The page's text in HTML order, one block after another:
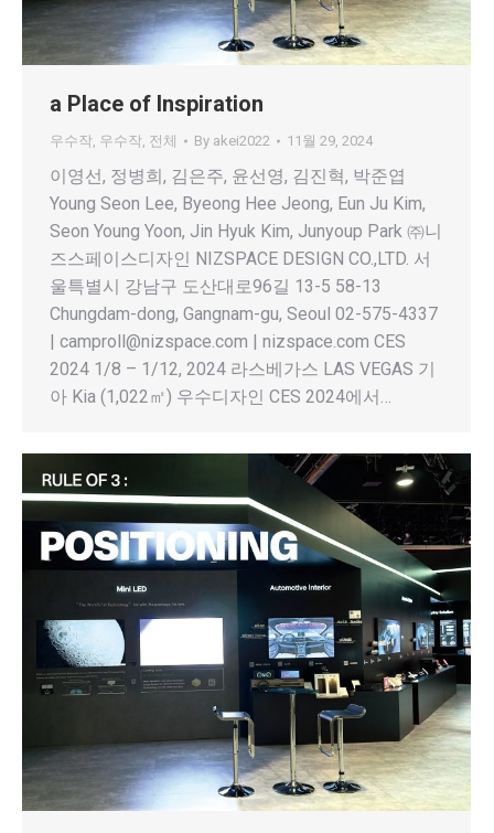
a Place of Inspiration
우수작 우수작 전체 By akei2022 11월 29, 2024
이영선, 정병희, 김은주, 윤선영, 김진혁, 박준엽
Young Seon Lee, Byeong Hee Jeong, Eun Ju Kim,
Seon Young Yoon, Jin Hyuk Kim, Junyoup Park ㈜니
즈스페이스디자인 NIZSPACE DESIGN CO.,LTD. 서
울특별시 강남구 도산대로96길 13-5 58-13
Chungdam-dong, Gangnam-gu, Seoul 02-575-4337
| camproll@nizspace.com | nizspace.com CES
2024 1/8 – 1/12, 2024 라스베가스 LAS VEGAS 기
아 Kia (1,022㎡) 우수디자인 CES 2024에서…